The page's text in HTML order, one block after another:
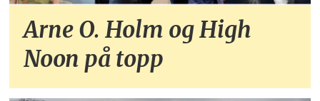
Arne O. Holm og High
Noon på topp